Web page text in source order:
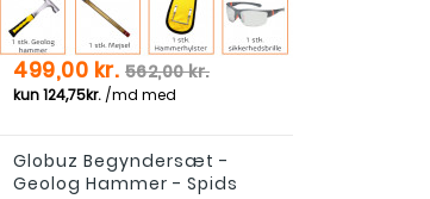
Pris
499,00 kr. Normal pris
562,00 kr.
Globuz Begyndersæt -
Geolog Hammer - Spids